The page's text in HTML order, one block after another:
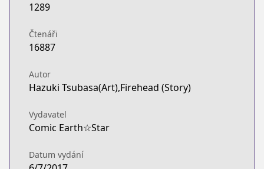
1289
Čtenáři
16887
Autor
Hazuki Tsubasa(Art),Firehead (Story)
Vydavatel
Comic Earth☆Star
Datum vydání